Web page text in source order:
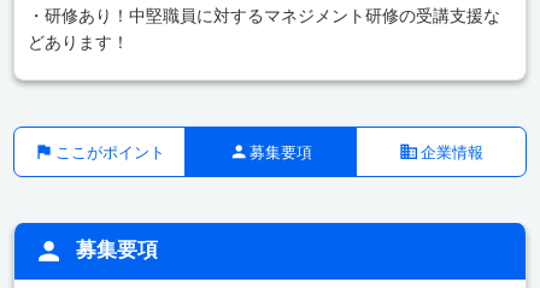
・研修あり！中堅職員に対するマネジメント研修の受講支援な
どあります！
ここがポイント 募集要項 企業情報
募集要項